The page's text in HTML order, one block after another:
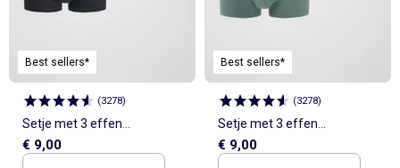
Best sellers*
(3278)
Setje met 3 effen
boxershorts
€ 9,00
Best sellers*
(3278)
Setje met 3 effen
boxershorts
€ 9,00